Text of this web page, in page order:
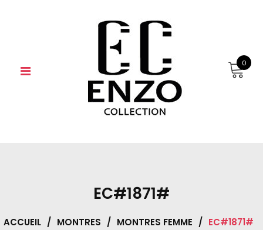
0
EC#1871#
ACCUEIL / MONTRES / MONTRES FEMME / EC#1871#